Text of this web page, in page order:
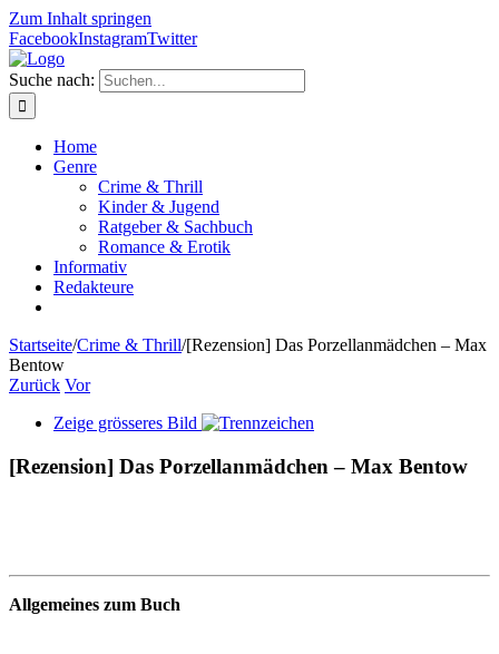
Zum Inhalt springen
FacebookInstagramTwitter
Suche nach:
Home
Genre
Crime & Thrill
Kinder & Jugend
Ratgeber & Sachbuch
Romance & Erotik
Informativ
Redakteure
Startseite/Crime & Thrill/[Rezension] Das Porzellanmädchen – Max
Bentow
Zurück Vor
Zeige grösseres Bild
[Rezension] Das Porzellanmädchen – Max Bentow
Allgemeines zum Buch